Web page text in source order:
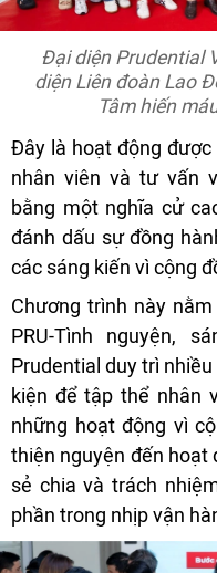
Đại diện Prudential
diện Liên đoàn Lao
Tâm hiến
Đây là hoạt động
nhân viên và tư vấn
bằng một nghĩa cử
đánh dấu sự đồng
các sáng kiến vì cộng
Chương trình này
PRU-Tình nguyện,
Prudential duy trì
kiện để tập thể nhân
những hoạt động vì
thiện nguyện đến hoạt
sẻ chia và trách
phần trong nhịp vận